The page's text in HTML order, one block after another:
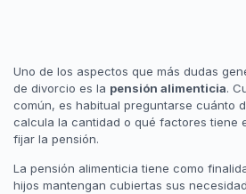
Uno de los aspectos que más dudas
de divorcio es la pensión alimenticia.
común, es habitual preguntarse cuánto
calcula la cantidad o qué factores tiene
fijar la pensión.
La pensión alimenticia tiene como
hijos mantengan cubiertas sus